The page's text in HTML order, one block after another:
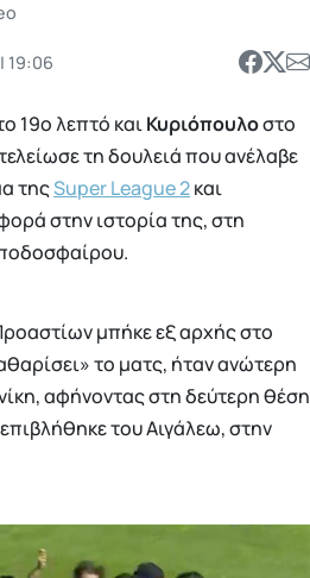
19:06
19ο λεπτό καιΚυριόπουλοστο
τη δουλειά που ανέλαβε
τηςSuper League 2και
στην ιστορία της, στη
μπήκε εξ αρχής στο
το ματς, ήταν ανώτερη
αφήνοντας στη δεύτερη θέση
του Αιγάλεω, στην